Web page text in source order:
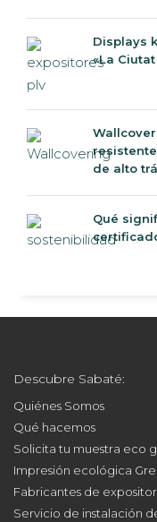
Displays
«La
de alto
Qué
Descubre Sabaté:
Quiénes Somos
Qué hacemos
Solicita tu muestra eco
Impresión ecológica
Fabricantes de
Servicio de instalación